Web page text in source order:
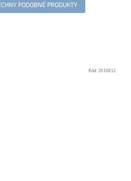
Kód:2010812
PODOBNÉ PRODUKTY